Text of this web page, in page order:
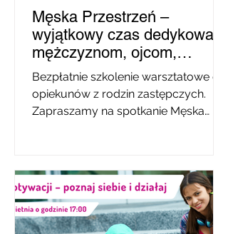
Męska Przestrzeń –
wyjątkowy czas dedykowany
mężczyznom, ojcom,
partnerom
Bezpłatnie szkolenie warsztatowe dla
opiekunów z rodzin zastępczych.
Zapraszamy na spotkanie Męska
dzień wspieracie swoje kobiety w
pełnieniu ich ról – często
wymagających, obciążających i
pełnych odpowiedzialności. Zdarza